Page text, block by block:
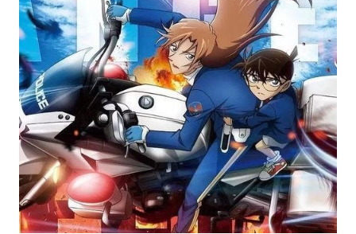
Điểm tin showbiz 21/07: Conan Movie 29 thu gần 44
tỷ đồng dù chưa khởi chiếu chính thức